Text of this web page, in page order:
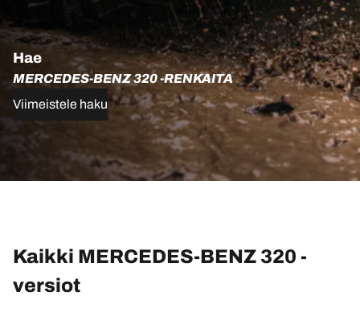
Hae
MERCEDES-BENZ 320 -RENKAITA
Viimeistele haku
Kaikki MERCEDES-BENZ 320 -
versiot